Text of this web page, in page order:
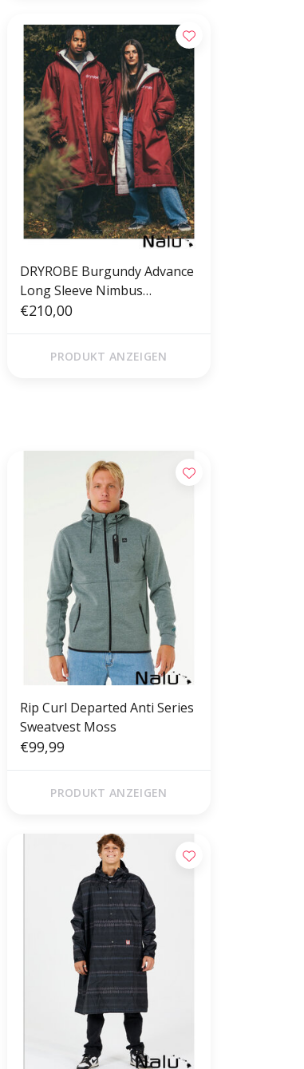
DRYROBE Burgundy Advance
Long Sleeve Nimbus
Waterproof Outdoor
€210,00
PRODUKT ANZEIGEN
Rip Curl Departed Anti Series
Sweatvest Moss
€99,99
PRODUKT ANZEIGEN